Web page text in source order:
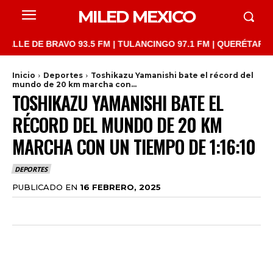
MILED MEXICO
BRAVO 93.5 FM | TULANCINGO 97.1 FM | QUERÉTARO
Inicio Deportes
Toshikazu Yamanishi bate el récord del
mundo de 20 km marcha con...
TOSHIKAZU YAMANISHI BATE EL
RÉCORD DEL MUNDO DE 20 KM
MARCHA CON UN TIEMPO DE 1:16:10
DEPORTES
PUBLICADO EN 16 FEBRERO, 2025